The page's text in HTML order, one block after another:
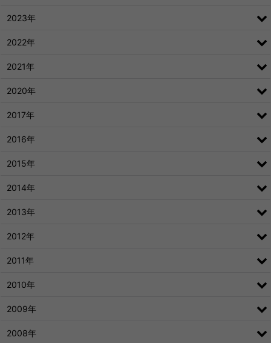
2023年
2022年
2021年
2020年
2017年
2016年
2015年
2014年
2013年
2012年
2011年
2010年
2009年
2008年